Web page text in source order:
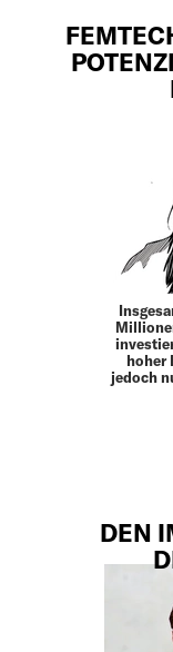
hoher
jedoch
DEN